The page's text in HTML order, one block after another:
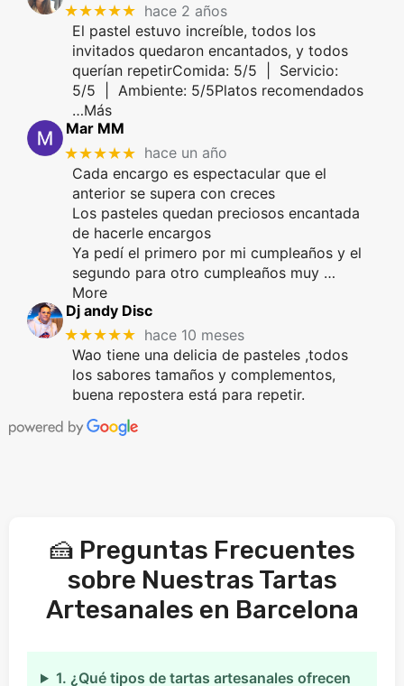
★★★★★ hace 2 años
El pastel estuvo increíble, todos los
invitados quedaron encantados, y todos
querían repetirComida: 5/5 | Servicio:
5/5 | Ambiente: 5/5Platos recomendados
…Más
Mar MM
★★★★★ hace un año
Cada encargo es espectacular que el
anterior se supera con creces
Los pasteles quedan preciosos encantada
de hacerle encargos
Ya pedí el primero por mi cumpleaños y el
segundo para otro cumpleaños muy …
More
Dj andy Disc
★★★★★ hace 10 meses
Wao tiene una delicia de pasteles ,todos
los sabores tamaños y complementos,
buena repostera está para repetir.
🍰 Preguntas Frecuentes
sobre Nuestras Tartas
Artesanales en Barcelona
1. ¿Qué tipos de tartas artesanales ofrecen